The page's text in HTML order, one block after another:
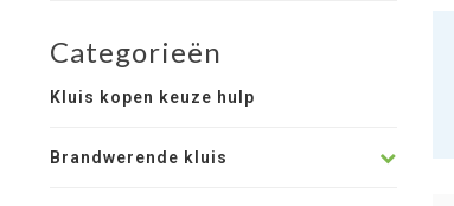
Categorieën
Kluis kopen keuze hulp
Brandwerende kluis